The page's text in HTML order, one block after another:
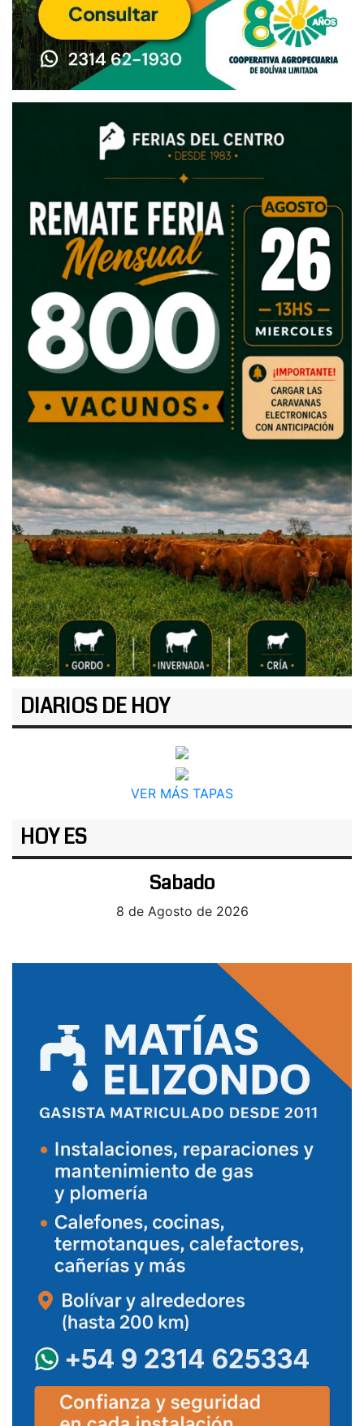
DIARIOS DE HOY
VER MÁS TAPAS
HOY ES
Sabado
8 de Agosto de 2026